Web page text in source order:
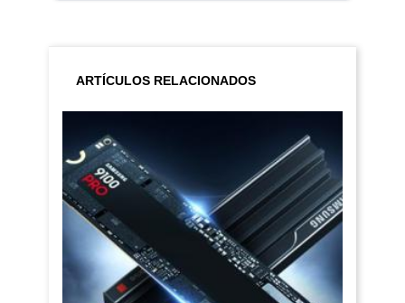
ARTÍCULOS RELACIONADOS